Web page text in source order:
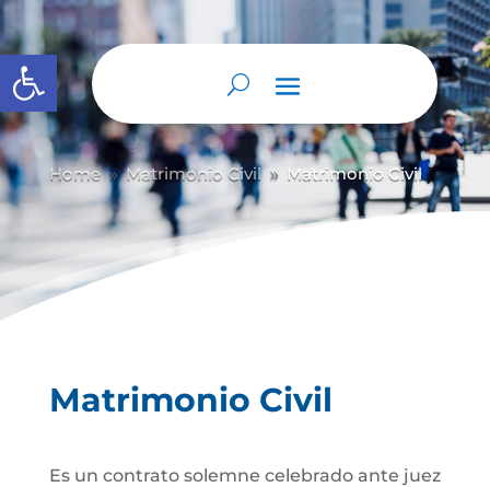
Abrir barra de herramientas
Home 9 Matrimonio Civil 9 Matrimonio Civil
Matrimonio Civil
Es un contrato solemne celebrado ante juez